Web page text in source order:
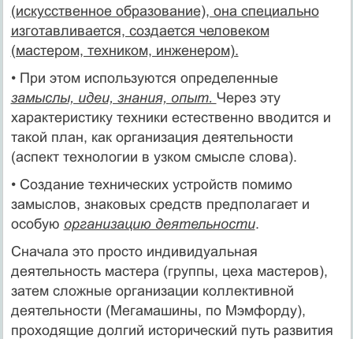
(искусственное образование), она специально
изготавливается, создается человеком
(мастером, техником, инженером).
• При этом используются определенные
замыслы, идеи, знания, опыт. Через эту
характеристику техники естественно вводится и
такой план, как организация деятельности
(аспект технологии в узком смысле слова).
• Создание технических устройств помимо
замыслов, знаковых средств предполагает и
особую организацию деятельности.
Сначала это просто индивидуальная
деятельность мастера (группы, цеха мастеров),
затем сложные организации коллективной
деятельности (Мегамашины, по Мэмфорду),
проходящие долгий исторический путь развития